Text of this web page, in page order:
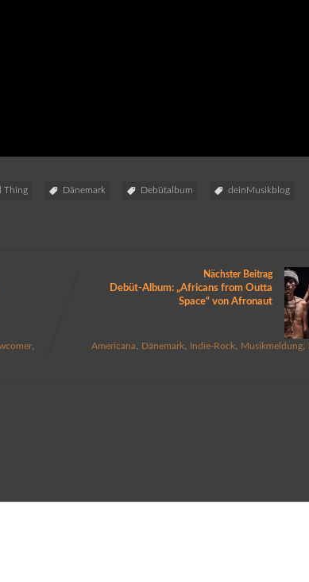
Thing Dänemark Debütalbum deinMusikblog
,
Nächster Beitrag
Debüt-Album: „Africans from Outta
Space“ von Afronaut
Americana, Dänemark, Indie-Rock, Musikmeldung,